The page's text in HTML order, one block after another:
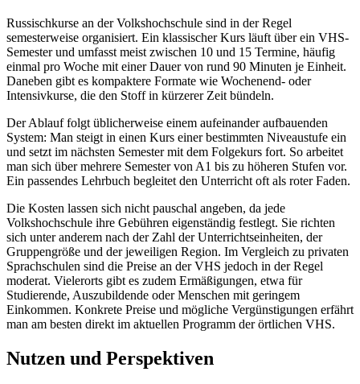
Russischkurse an der Volkshochschule sind in der Regel
semesterweise organisiert. Ein klassischer Kurs läuft über ein VHS-
Semester und umfasst meist zwischen 10 und 15 Termine, häufig
einmal pro Woche mit einer Dauer von rund 90 Minuten je Einheit.
Daneben gibt es kompaktere Formate wie Wochenend- oder
Intensivkurse, die den Stoff in kürzerer Zeit bündeln.
Der Ablauf folgt üblicherweise einem aufeinander aufbauenden
System: Man steigt in einen Kurs einer bestimmten Niveaustufe ein
und setzt im nächsten Semester mit dem Folgekurs fort. So arbeitet
man sich über mehrere Semester von A1 bis zu höheren Stufen vor.
Ein passendes Lehrbuch begleitet den Unterricht oft als roter Faden.
Die Kosten lassen sich nicht pauschal angeben, da jede
Volkshochschule ihre Gebühren eigenständig festlegt. Sie richten
sich unter anderem nach der Zahl der Unterrichtseinheiten, der
Gruppengröße und der jeweiligen Region. Im Vergleich zu privaten
Sprachschulen sind die Preise an der VHS jedoch in der Regel
moderat. Vielerorts gibt es zudem Ermäßigungen, etwa für
Studierende, Auszubildende oder Menschen mit geringem
Einkommen. Konkrete Preise und mögliche Vergünstigungen erfährt
man am besten direkt im aktuellen Programm der örtlichen VHS.
Nutzen und Perspektiven